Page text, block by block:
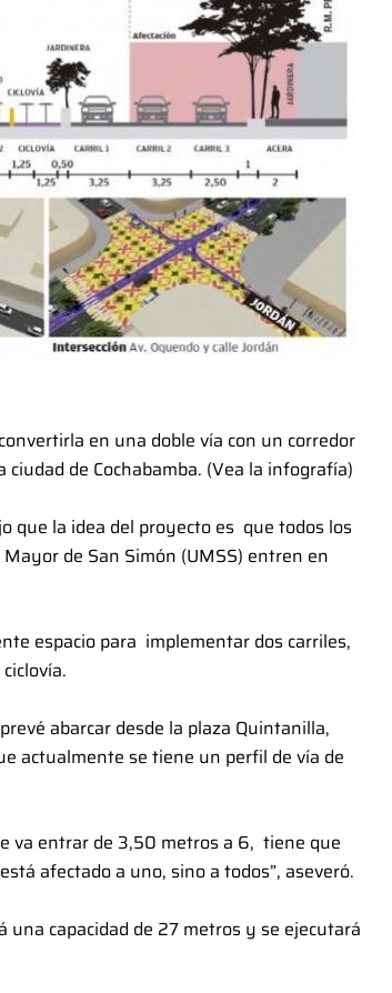
en una doble vía con un corredor
de Cochabamba. (Vea la infografía)
que la idea del proyecto es que todos los
de San Simón (UMSS) entren en
espacio para implementar dos carriles,
abarcar desde la plaza Quintanilla,
actualmente se tiene un perfil de vía de
va entrar de 3,50 metros a 6, tiene que
afectado a uno, sino a todos”, aseveró.
capacidad de 27 metros y se ejecutará